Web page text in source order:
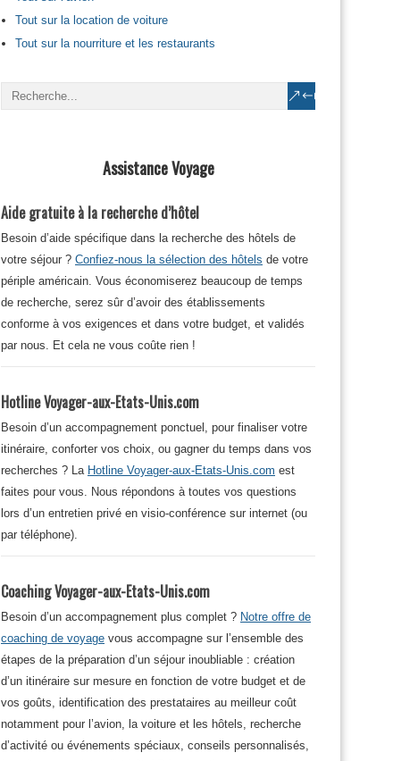
Tout sur la location de voiture
Tout sur la nourriture et les restaurants
Assistance Voyage
Aide gratuite à la recherche d’hôtel
Besoin d’aide spécifique dans la recherche des hôtels de
votre séjour ? Confiez-nous la sélection des hôtels de votre
périple américain. Vous économiserez beaucoup de temps
de recherche, serez sûr d’avoir des établissements
conforme à vos exigences et dans votre budget, et validés
par nous. Et cela ne vous coûte rien !
Hotline Voyager-aux-Etats-Unis.com
Besoin d’un accompagnement ponctuel, pour finaliser votre
itinéraire, conforter vos choix, ou gagner du temps dans vos
recherches ? La Hotline Voyager-aux-Etats-Unis.com est
faites pour vous. Nous répondons à toutes vos questions
lors d’un entretien privé en visio-conférence sur internet (ou
par téléphone).
Coaching Voyager-aux-Etats-Unis.com
Besoin d’un accompagnement plus complet ? Notre offre de
coaching de voyage vous accompagne sur l’ensemble des
étapes de la préparation d’un séjour inoubliable : création
d’un itinéraire sur mesure en fonction de votre budget et de
vos goûts, identification des prestataires au meilleur coût
notamment pour l’avion, la voiture et les hôtels, recherche
d’activité ou événements spéciaux, conseils personnalisés,